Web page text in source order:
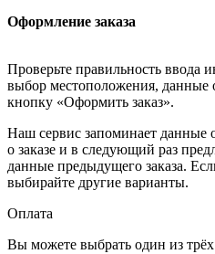
Оформление заказа
Проверьте правильность ввода
выбор местоположения, данные
кнопку «Оформить заказ».
Наш сервис запоминает данные
о заказе и в следующий раз
данные предыдущего заказа.
выбирайте другие варианты.
Оплата
Вы можете выбрать один из